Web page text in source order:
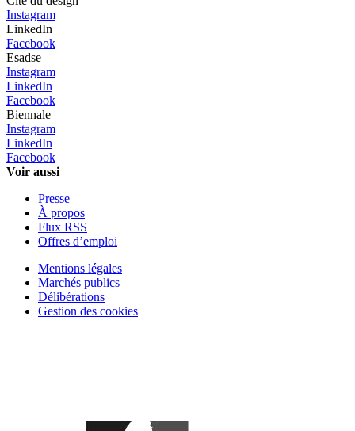
Instagram
LinkedIn
Facebook
Esadse
Instagram
LinkedIn
Facebook
Biennale
Instagram
LinkedIn
Facebook
Voir aussi
Presse
À propos
Flux RSS
Offres d’emploi
Mentions légales
Marchés publics
Délibérations
Gestion des cookies